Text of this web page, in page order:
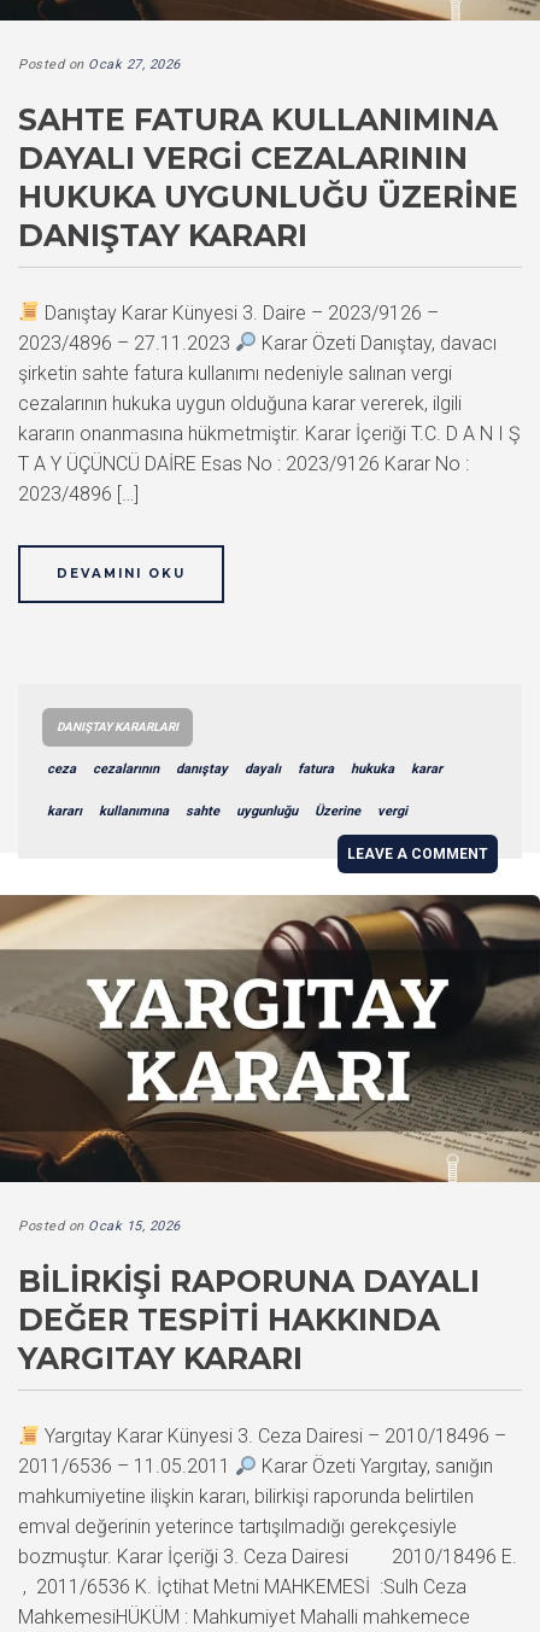
Posted on Ocak 27, 2026
SAHTE FATURA KULLANIMINA
DAYALI VERGI CEZALARININ
HUKUKA UYGUNLUĞU ÜZERINE
DANIŞTAY KARARI
Danıştay Karar Künyesi 3. Daire – 2023/9126 –
2023/4896 – 27.11.2023
Karar Özeti Danıştay, davacı
şirketin sahte fatura kullanımı nedeniyle salınan vergi
cezalarının hukuka uygun olduğuna karar vererek, ilgili
kararın onanmasına hükmetmiştir. Karar İçeriği T.C. D A N I Ş
T A Y ÜÇÜNCÜ DAİRE Esas No : 2023/9126 Karar No :
2023/4896 […]
DEVAMINI OKU
DANIŞTAY KARARLARI
ceza cezalarının danıştay dayalı fatura hukuka karar
kararı kullanımına sahte uygunluğu Üzerine vergi
LEAVE A COMMENT
Posted on Ocak 15, 2026
BILIRKIŞI RAPORUNA DAYALI
DEĞER TESPITI HAKKINDA
YARGITAY KARARI
Yargıtay Karar Künyesi 3. Ceza Dairesi – 2010/18496 –
2011/6536 – 11.05.2011
Karar Özeti Yargıtay, sanığın
mahkumiyetine ilişkin kararı, bilirkişi raporunda belirtilen
emval değerinin yeterince tartışılmadığı gerekçesiyle
bozmuştur. Karar İçeriği 3. Ceza Dairesi 2010/18496 E.
, 2011/6536 K. İçtihat Metni MAHKEMESİ :Sulh Ceza
MahkemesiHÜKÜM : Mahkumiyet Mahalli mahkemece